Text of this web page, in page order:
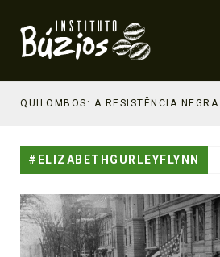
QUILOMBOS: A RESISTÊNCIA
#ELIZABETHGURLEYFLYNN